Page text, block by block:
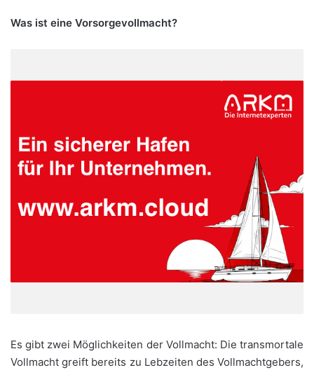
Was ist eine Vorsorgevollmacht?
Es gibt zwei Möglichkeiten der Vollmacht: Die transmortale
Vollmacht greift bereits zu Lebzeiten des Vollmachtgebers,